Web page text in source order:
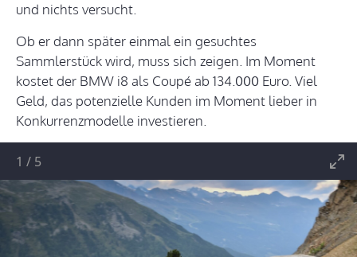
und nichts versucht.
Ob er dann später einmal ein gesuchtes
Sammlerstück wird, muss sich zeigen. Im Moment
kostet der BMW i8 als Coupé ab 134.000 Euro. Viel
Geld, das potenzielle Kunden im Moment lieber in
Konkurrenzmodelle investieren.
1 / 5